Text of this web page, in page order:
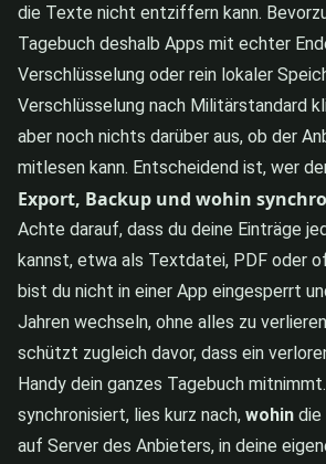
die Texte nicht entziffern kann.
Tagebuch deshalb Apps mit echter
Verschlüsselung oder rein lokaler
Verschlüsselung nach Militärstandard
aber noch nichts darüber aus, ob der
mitlesen kann. Entscheidend ist, wer
Export, Backup und wohin
Achte darauf, dass du deine Einträge
kannst, etwa als Textdatei, PDF oder
bist du nicht in einer App eingesperrt
Jahren wechseln, ohne alles zu
schützt zugleich davor, dass ein
Handy dein ganzes Tagebuch
synchronisiert, lies kurz nach, wohin die
auf Server des Anbieters, in deine